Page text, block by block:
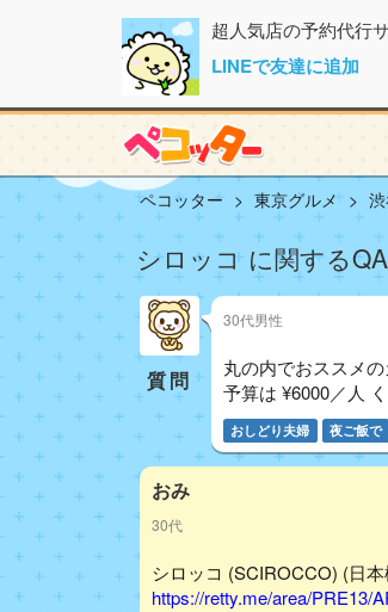
超人気店の予約代行
LINEで友達に追加
ペコッター 東京グルメ
シロッコ に関するQA
質問
30代男性
丸の内でおススメ
予算は ¥6000／人 く
おしどり夫婦 夜ご飯で
おみ
30代
シロッコ (SCIROCCO) (日
https://retty.me/area/PRE13/